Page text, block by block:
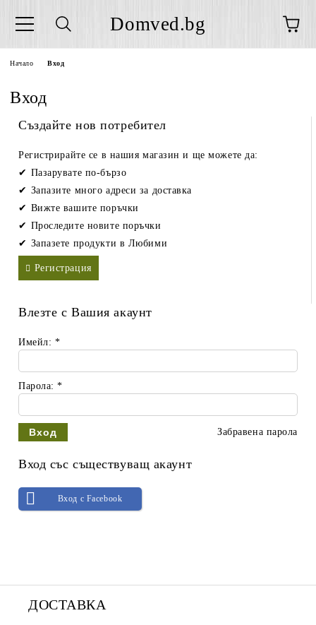
Domved.bg
Начало Вход
Вход
Създайте нов потребител
Регистрирайте се в нашия магазин и ще можете да:
Пазарувате по-бързо
Запазите много адреси за доставка
Вижте вашите поръчки
Проследите новите поръчки
Запазете продукти в Любими
Регистрация
Влезте с Вашия акаунт
Имейл: *
Парола:*
Забравена парола
Вход със съществуващ акаунт
Вход с Facebook
ДОСТАВКА